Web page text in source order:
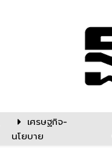
เศรษฐกิจ-
นโยบาย